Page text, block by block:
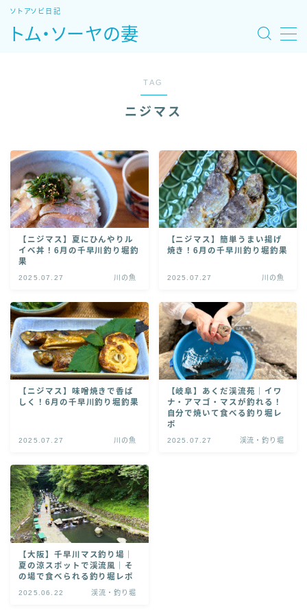
トム・ソーヤの妻
ソトアソビ日記
魚図鑑・レシピ
自然あそび場
宿・温泉・観光
特集：北海道車中泊旅
お問い合わせ
TAG
ニジマス
【ニジマス】夏にひんやりル
イベ丼！6月の千早川釣り堀釣
果
2025.07.27 川の魚
【ニジマス】簡単うまい揚げ
焼き！6月の千早川釣り堀釣果
2025.07.27 川の魚
【ニジマス】味噌焼きで香ば
しく！6月の千早川釣り堀釣果
2025.07.27 川の魚
【岐阜】あくだ渓流苑｜イワ
ナ・アマゴ・マスが釣れる！
自分で焼いて食べる釣り堀レ
ポ
2025.07.27 渓流・釣り堀
【大阪】千早川マス釣り場｜
夏の涼スポットで渓流風｜そ
の場で食べられる釣り堀レポ
2025.06.22 渓流・釣り堀